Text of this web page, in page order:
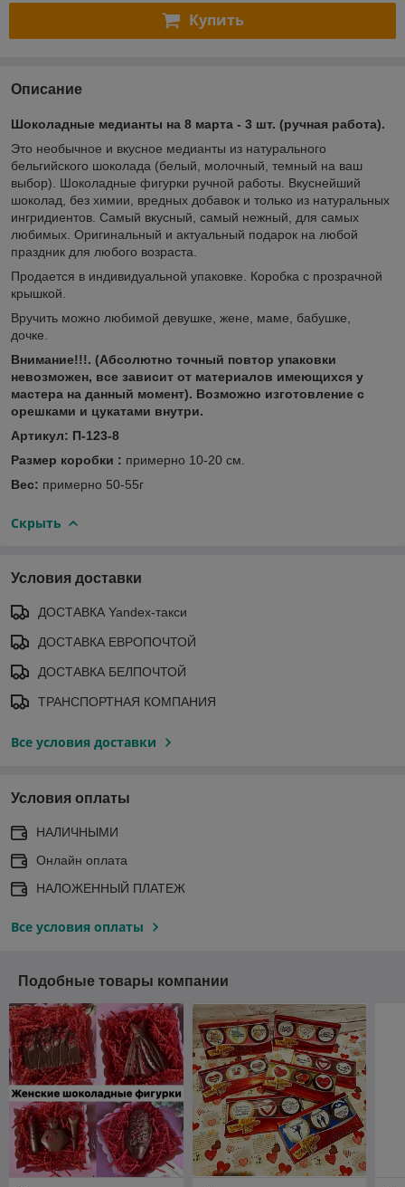
Купить
Описание
Шоколадные медианты на 8 марта - 3 шт. (ручная работа).
Это необычное и вкусное медианты из натурального
бельгийского шоколада (белый, молочный, темный на ваш
выбор). Шоколадные фигурки ручной работы. Вкуснейший
шоколад, без химии, вредных добавок и только из натуральных
ингридиентов. Самый вкусный, самый нежный, для самых
любимых. Оригинальный и актуальный подарок на любой
праздник для любого возраста.
Продается в индивидуальной упаковке. Коробка с прозрачной
крышкой.
Вручить можно любимой девушке, жене, маме, бабушке,
дочке.
Внимание!!!. (Абсолютно точный повтор упаковки
невозможен, все зависит от материалов имеющихся у
мастера на данный момент). Возможно изготовление с
орешками и цукатами внутри.
Артикул: П-123-8
Размер коробки : примерно 10-20 см.
Вес: примерно 50-55г
Скрыть
Условия доставки
ДОСТАВКА Yandex-такси
ДОСТАВКА ЕВРОПОЧТОЙ
ДОСТАВКА БЕЛПОЧТОЙ
ТРАНСПОРТНАЯ КОМПАНИЯ
Все условия доставки
Условия оплаты
НАЛИЧНЫМИ
Онлайн оплата
НАЛОЖЕННЫЙ ПЛАТЕЖ
Все условия оплаты
Подобные товары компании